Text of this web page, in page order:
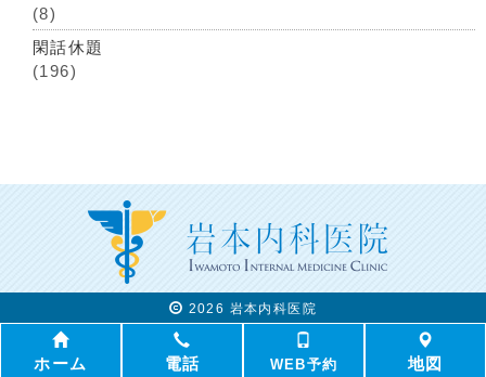
(8)
閑話休題
(196)
ホーム 電話 WEB予約 地図
2026 岩本内科医院